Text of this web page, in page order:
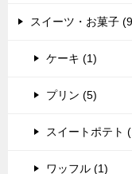
スイーツ・お菓子
ケーキ (1)
プリン (5)
スイートポテト
ワッフル (1)